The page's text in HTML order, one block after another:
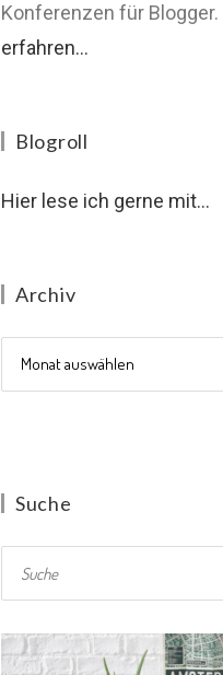
Konferenzen für Blogger.
erfahren...
Blogroll
Hier lese ich gerne mit...
Archiv
Archiv
Suche